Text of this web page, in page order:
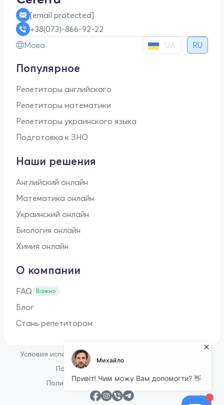
[email protected]
+38(073)-866-92-22
Мова
UA RU
Популярное
Репетиторы английского
Репетиторы математики
Репетиторы украинского языка
Подготовка к ЗНО
Наши решения
Английский онлайн
Математика онлайн
Украинский онлайн
Биология онлайн
Химия онлайн
О компании
FAQ Важно
Блог
Стань репетитором
Условия использования
Политика конфиденциальности
Политика в отношении файлов cookie